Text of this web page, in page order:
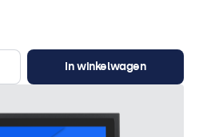
In winkelwagen